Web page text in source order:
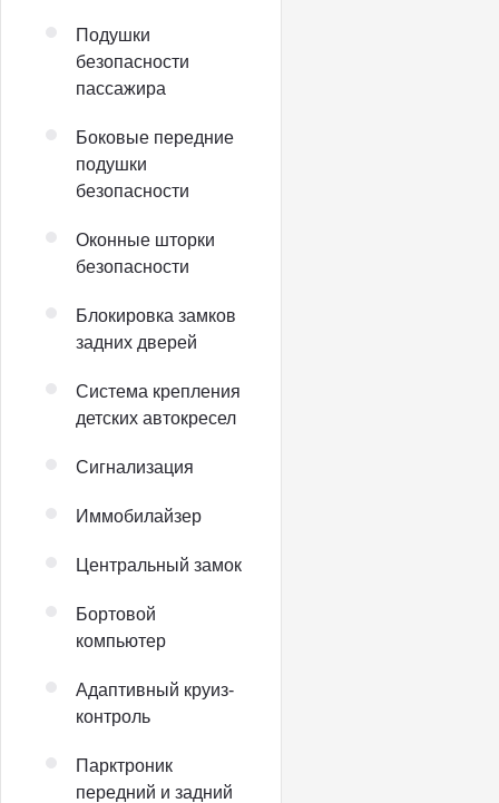
Подушки
безопасности
пассажира
Боковые передние
подушки
безопасности
Оконные шторки
безопасности
Блокировка замков
задних дверей
Система крепления
детских автокресел
Сигнализация
Иммобилайзер
Центральный замок
Бортовой
компьютер
Адаптивный круиз-
контроль
Парктроник
передний и задний